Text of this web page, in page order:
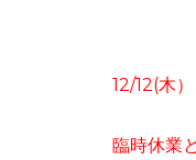
12/12(木
臨時休業